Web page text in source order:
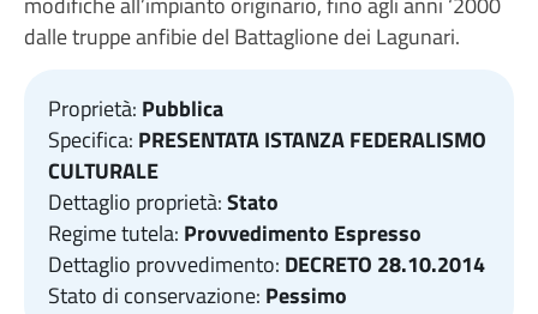
dalle truppe anfibie del Battaglione dei Lagunari.
Proprietà: Pubblica
Specifica: PRESENTATA ISTANZA FEDERALISMO
CULTURALE
Dettaglio proprietà:Stato
Regime tutela: Provvedimento Espresso
Dettaglio provvedimento: DECRETO 28.10.2014
Stato di conservazione: Pessimo